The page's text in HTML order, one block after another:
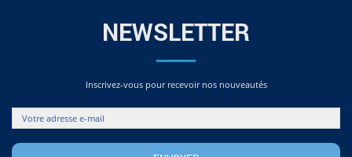
NEWSLETTER
Inscrivez-vous pour recevoir nos nouveautés